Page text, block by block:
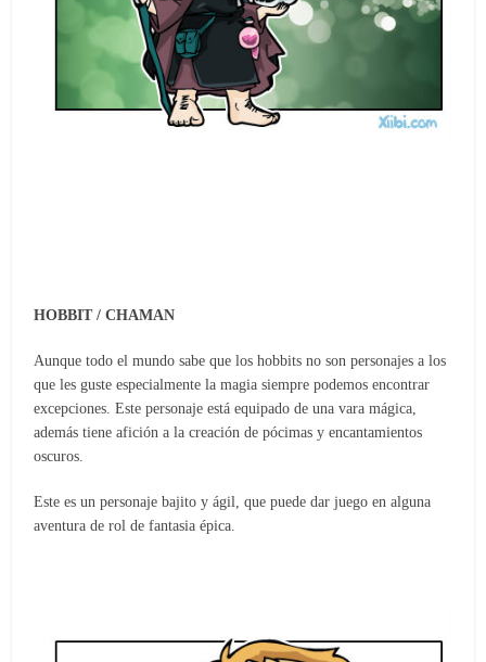
HOBBIT / CHAMAN
Aunque todo el mundo sabe que los hobbits no son personajes a los
que les guste especialmente la magia siempre podemos encontrar
excepciones. Este personaje está equipado de una vara mágica,
además tiene afición a la creación de pócimas y encantamientos
oscuros.
Este es un personaje bajito y ágil, que puede dar juego en alguna
aventura de rol de fantasia épica.